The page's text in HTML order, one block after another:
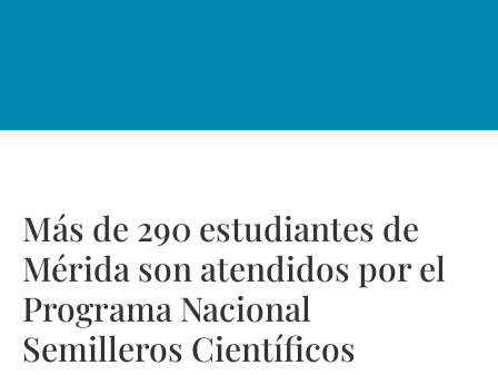
Más de 290 estudiantes de
Mérida son atendidos por el
Programa Nacional
Semilleros Científicos